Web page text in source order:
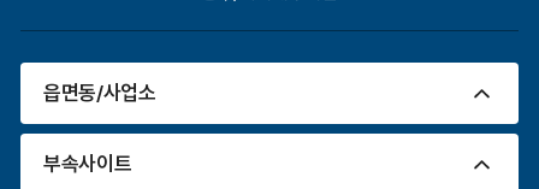
읍면동/사업소
부속사이트